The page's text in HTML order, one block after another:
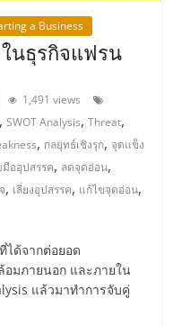
a Business
ในธุรกิจแฟรน
1,491 views
,SWOT Analysis,Threat,
, กลยุทธ์เชิงรุก, จุดแข็ง
มืออุปสรรค, ลดจุดอ่อน,
, เลี่ยงอุปสรรค, แก้ไขจุดอ่อน,
ได้จากต่อยอด
อมภายนอก และภายใน
แล้วมาทำการจับคู่